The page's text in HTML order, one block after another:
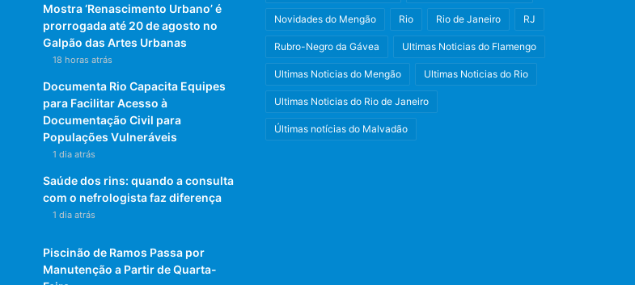
Mostra ‘Renascimento Urbano’ é
prorrogada até 20 de agosto no
Galpão das Artes Urbanas
18 horas atrás
Documenta Rio Capacita Equipes
para Facilitar Acesso à
Documentação Civil para
Populações Vulneráveis
1 dia atrás
Saúde dos rins: quando a consulta
com o nefrologista faz diferença
1 dia atrás
Piscinão de Ramos Passa por
Manutenção a Partir de Quarta-
Novidades do Mengão Rio Rio de Janeiro RJ
Rubro-Negro da Gávea Ultimas Noticias do Flamengo
Ultimas Noticias do Mengão Ultimas Noticias do Rio
Ultimas Noticias do Rio de Janeiro
Últimas notícias do Malvadão